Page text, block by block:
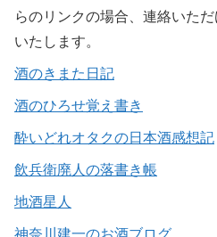
らのリンクの場合、連絡いた
いたします。
酒のきまた日記
酒のひろせ覚え書き
酔いどれオタクの日本酒感想記
飲兵衛廃人の落書き帳
地酒星人
神奈川建一のお酒ブログ